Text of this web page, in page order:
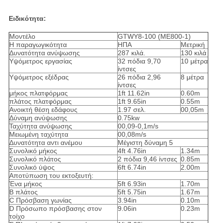
Ειδικότητα:
Μοντέλο
GTWY8-100 (ME800-1)
Η παραγωγικότητα
ΗΠΑ
Μετρική
Δυνατότητα ανύψωσης
287 κιλά.
130 κιλά
Υψόμετρος εργασίας
32 πόδια 9,70
ίντσες
10 μέτρα
Υψόμετρος εξέδρας
26 πόδια 2,96
ίντσες
8 μέτρα
μήκος πλατφόρμας 1ft 11.62in
0.60m
πλάτος πλατφόρμας
1ft 9.65in
0.55m
Ανοικτή θέση εδάφους
1.97 σελ.
00,05m
Δύναμη ανύψωσης
0.75kw
Ταχύτητα ανύψωσης
00,09-0,1m/s
Μειωμένη ταχύτητα
00,08m/s
Δυνατότητα αντι ανέμου
Μέγιστη δύναμη 5
Συνολικό μήκος
4ft 4.76in
1.34m
Συνολικό πλάτος
2 πόδια 9,46 ίντσες 0.85m
Συνολικό ύψος
6ft 6.74in
2.00m
Αποτύπωση του εκτοξευτή:
Ένα μήκος
5ft 6.93in
1.70m
Β πλάτος
5ft 5.75in
1.67m
C Πρόσβαση γωνίας
3.94in
0.10m
D Πρόσωπο πρόσβασης στον
τοίχο
9.06in 0.23m